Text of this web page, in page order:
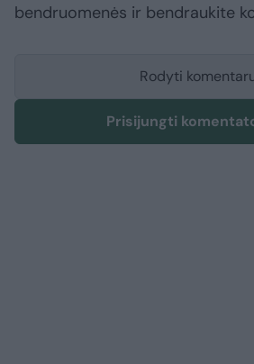
bendruomenės ir bendraukite
Rodyti
Prisijungti